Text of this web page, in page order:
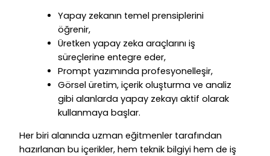
Yapay zekanın temel prensiplerini
öğrenir,
Üretken yapay zeka araçlarını iş
süreçlerine entegre eder,
Prompt yazımında profesyonelleşir,
Görsel üretim, içerik oluşturma ve analiz
gibi alanlarda yapay zekayı aktif olarak
kullanmaya başlar.
Her biri alanında uzman eğitmenler tarafından
hazırlanan bu içerikler, hem teknik bilgiyi hem de iş